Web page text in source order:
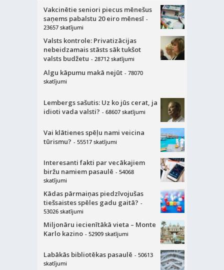
Vakcinētie seniori piecus mēnešus
saņems pabalstu 20 eiro mēnesī -
23657 skatījumi
Valsts kontrole: Privatizācijas
nebeidzamais stāsts sāk tukšot
valsts budžetu - 28712 skatījumi
Algu kāpumu makā nejūt - 78070
skatījumi
Lembergs sašutis: Uz ko jūs cerat, ja
idioti vada valsti? - 68607 skatījumi
Vai klātienes spēļu nami veicina
tūrismu? - 55517 skatījumi
Interesanti fakti par vecākajiem
biržu namiem pasaulē - 54068
skatījumi
Kādas pārmaiņas piedzīvojušas
tiešsaistes spēles gadu gaitā? -
53026 skatījumi
Miljonāru iecienītākā vieta – Monte
Karlo kazino - 52909 skatījumi
Labākās bibliotēkas pasaulē - 50613
skatījumi